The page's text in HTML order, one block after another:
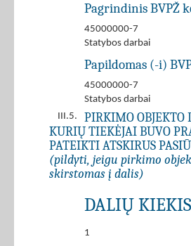
Pagrindinis BVPŽ
45000000-7
Statybos darbai
Papildomas (-i)
45000000-7
Statybos darbai
III.5.
PIRKIMO OBJEKTO
KURIŲ TIEKĖJAI BUVO
PATEIKTI ATSKIRUS
(pildyti, jeigu pirkimo
skirstomas į dalis)
DALIŲ
1